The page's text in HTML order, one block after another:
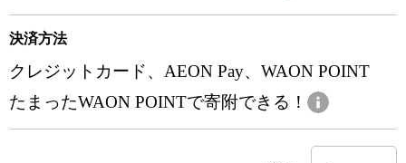
決済方法
クレジットカード、AEON Pay、WAON POINT
たまったWAON POINTで寄附できる！